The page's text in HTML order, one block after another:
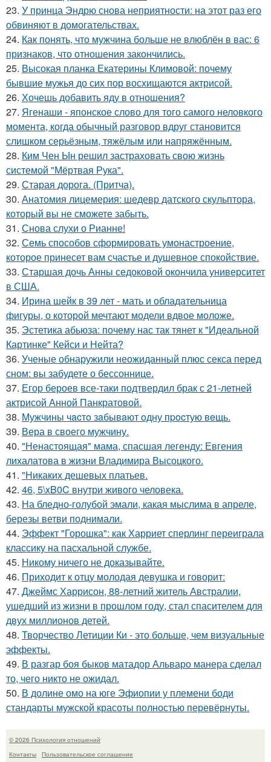
23. У принца Эндрю снова неприятности: на этот раз его
обвиняют в домогательствах.
24. Как понять, что мужчина больше не влюблён в вас: 6
признаков, что отношения закончились.
25. Высокая планка Екатерины Климовой: почему
бывшие мужья до сих пор восхищаются актрисой.
26. Хочешь добавить яду в отношения?
27. Ягенаши - японское слово для того самого неловкого
момента, когда обычный разговор вдруг становится
слишком серьёзным, тяжёлым или напряжённым.
28. Ким Чен Ын решил застраховать свою жизнь
системой "Мёртвая Рука".
29. Старая дорога. (Притча).
30. Анатомия лицемерия: шедевр датского скульптора,
который вы не сможете забыть.
31. Снова слухи о Рианне!
32. Семь способов сформировать умонастроение,
которое принесет вам счастье и душевное спокойствие.
33. Старшая дочь Анны седоковой окончила университет
в США.
34. Ирина шейк в 39 лет - мать и обладательница
фигуры, о которой мечтают модели вдвое моложе.
35. Эстетика абьюза: почему нас так тянет к "Идеальной
Картинке" Кейси и Нейта?
36. Ученые обнаружили неожиданный плюс секса перед
сном: вы забудете о бессоннице.
37. Егор бероев все-таки подтвердил брак с 21-летней
актрисой Анной Панкратовой.
38. Мужчины чacтo зaбывaют oдну пpocтую вeщь.
39. Вера в своего мужчину.
40. "Ненастоящая" мама, спасшая легенду: Евгения
лихалатова в жизни Владимира Высоцкого.
41. "Никаких дешевых платьев.
42. 46, 5\xB0C внутри живого человека.
43. На бледно-голубой эмали, какая мыслима в апреле,
березы ветви поднимали.
44. Эффект "Горошка": как Харриет сперлинг переиграла
классику на пасхальной службе.
45. Никому ничего не доказывайте.
46. Приходит к отцу молодая девушка и говорит:
47. Джеймс Харрисон, 88-летний житель Австралии,
ушедший из жизни в прошлом году, стал спасителем для
двух миллионов детей.
48. Творчество Летиции Ки - это больше, чем визуальные
эффекты.
49. В разгар боя быков матадор Альваро манера сделал
то, чего никто не ожидал.
50. В долине омо на юге Эфиопии у племени боди
стандарты мужской красоты полностью перевёрнуты.
© 2026 Психология отношений
Контакты
Пользовательское соглашение